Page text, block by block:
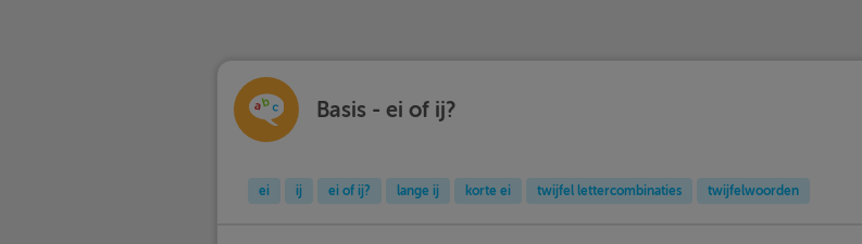
Basis - ei of ij?
ei ij ei of ij? lange ij korte ei twijfel lettercombinaties twijfelwoorden